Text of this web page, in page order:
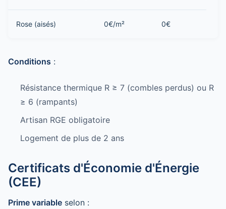
Rose (aisés) 0€/m² 0€
Conditions :
Résistance thermique R ≥ 7 (combles perdus) ou R
≥ 6 (rampants)
Artisan RGE obligatoire
Logement de plus de 2 ans
Certificats d'Économie d'Énergie
(CEE)
Prime variable selon :